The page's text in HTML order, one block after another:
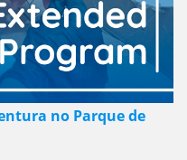
no Parque de